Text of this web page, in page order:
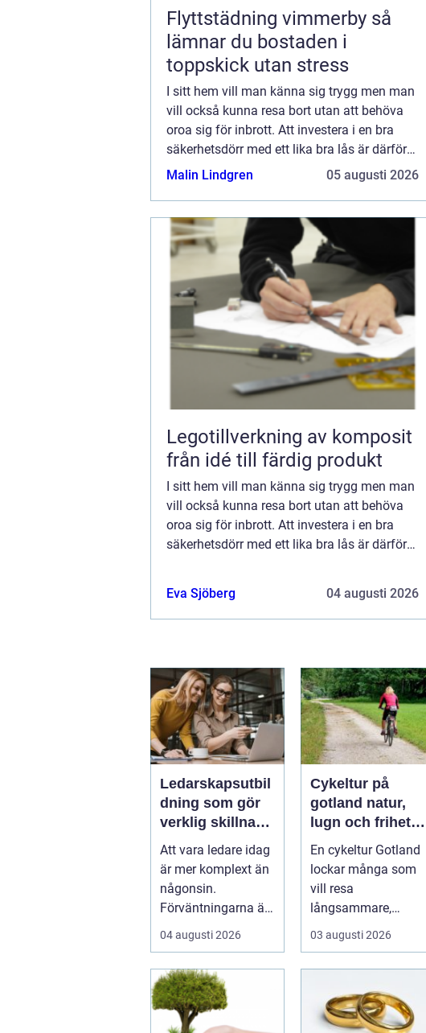
Flyttstädning vimmerby så
lämnar du bostaden i
toppskick utan stress
I sitt hem vill man känna sig trygg men man
vill också kunna resa bort utan att behöva
oroa sig för inbrott. Att investera i en bra
säkerhetsdörr med ett lika bra lås är därför
väl investerade ...
Malin Lindgren 05 augusti 2026
Legotillverkning av komposit
från idé till färdig produkt
I sitt hem vill man känna sig trygg men man
vill också kunna resa bort utan att behöva
oroa sig för inbrott. Att investera i en bra
säkerhetsdörr med ett lika bra lås är därför
Eva Sjöberg
04 augusti 2026
Ledarskapsutbil
dning som gör
verklig skillnad i
vardagen
Att vara ledare idag
är mer komplext än
någonsin.
Förväntningarna är
...
04 augusti 2026
Cykeltur på
gotland natur,
lugn och frihet
på två hjul
En cykeltur Gotland
lockar många som
vill resa
långsammare,
komma närmare
naturen och känna
havsbris...
03 augusti 2026